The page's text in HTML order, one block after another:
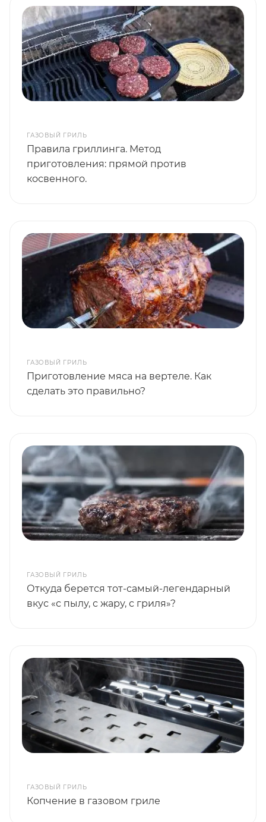
ГАЗОВЫЙ ГРИЛЬ
Правила гриллинга. Метод
приготовления: прямой против
косвенного.
ГАЗОВЫЙ ГРИЛЬ
Приготовление мяса на вертеле. Как
сделать это правильно?
ГАЗОВЫЙ ГРИЛЬ
Откуда берется тот-самый-легендарный
вкус «с пылу, с жару, с гриля»?
ГАЗОВЫЙ ГРИЛЬ
Копчение в газовом гриле